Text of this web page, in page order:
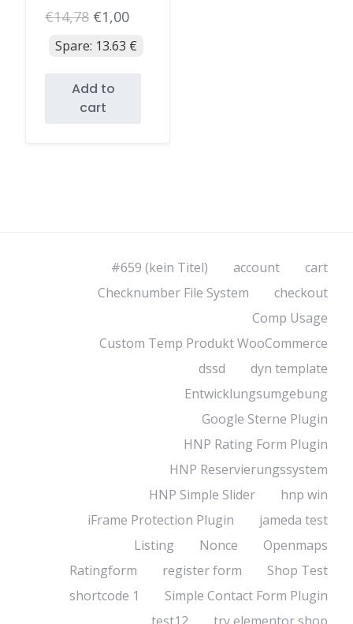
€14,78
Original
price
€14,78.
€1,00
Current
price
€1,00.
Spare: 13.63 €
Add to
cart
#659 (kein Titel) account
cart
Checknumber File System
checkout
Comp Usage
Custom Temp Produkt WooCommerce
dssd
dyn template
Entwicklungsumgebung
Google Sterne Plugin
HNP Rating Form Plugin
HNP Reservierungssystem
HNP Simple Slider
hnp win
iFrame Protection Plugin
jameda test
Listing
Nonce
Openmaps
Ratingform
register form
Shop Test
shortcode 1
Simple Contact Form Plugin